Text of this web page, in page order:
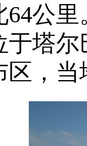
64公
于塔
，当